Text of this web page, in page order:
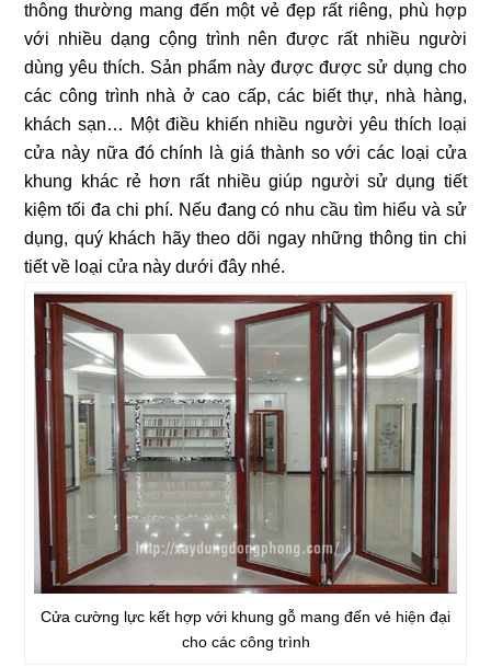
thông thường mang đến một vẻ đẹp rất riêng, phù hợp
với nhiều dạng cộng trình nên được rất nhiều người
dùng yêu thích. Sản phẩm này được được sử dụng cho
các công trình nhà ở cao cấp, các biết thự, nhà hàng,
khách sạn… Một điều khiến nhiều người yêu thích loại
cửa này nữa đó chính là giá thành so với các loại cửa
khung khác rẻ hơn rất nhiều giúp người sử dụng tiết
kiệm tối đa chi phí. Nếu đang có nhu cầu tìm hiểu và sử
dụng, quý khách hãy theo dõi ngay những thông tin chi
tiết về loại cửa này dưới đây nhé.
Cửa cường lực kết hợp với khung gỗ mang đến vẻ hiện đại
cho các công trình